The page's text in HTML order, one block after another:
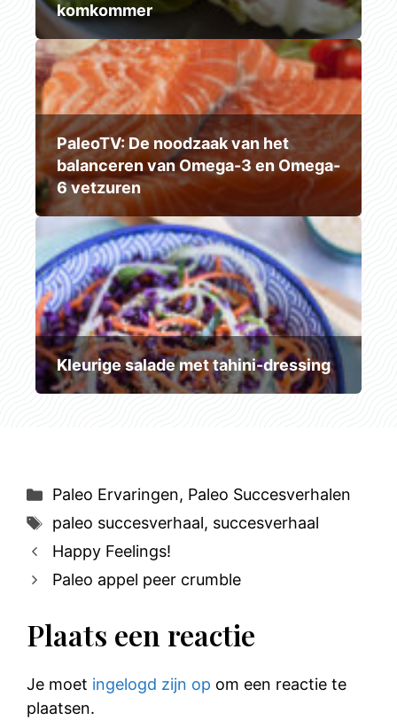
komkommer
PaleoTV: De noodzaak van het
balanceren van Omega-3 en Omega-
6 vetzuren
Kleurige salade met tahini-dressing
Categorieën
Paleo Ervaringen, Paleo Succesverhalen
Tags
paleo succesverhaal, succesverhaal
Happy Feelings!
Paleo appel peer crumble
Plaats een reactie
Je moet ingelogd zijn op om een reactie te
plaatsen.